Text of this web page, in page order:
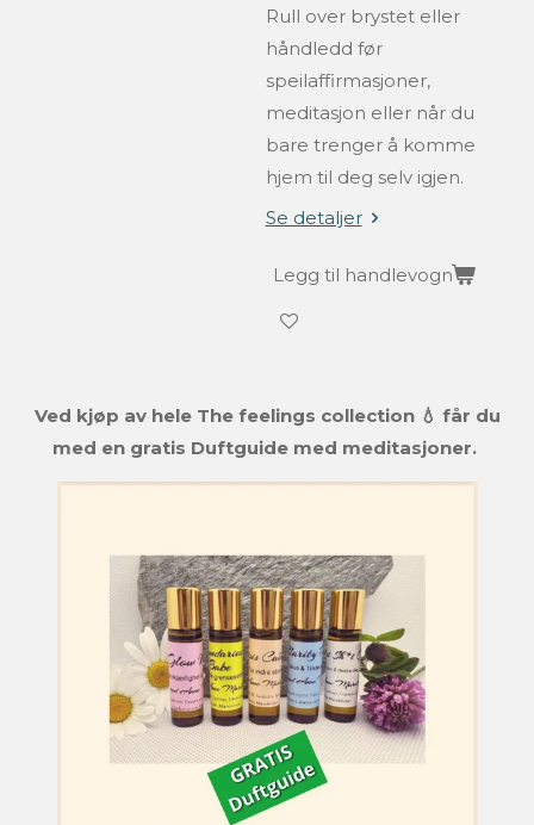
Rull over brystet eller
håndledd før
speilaffirmasjoner,
meditasjon eller når du
bare trenger å komme
hjem til deg selv igjen.
Se detaljer
Legg til handlevogn
Ved kjøp av hele The feelings collection 💧 får du
med en gratis Duftguide med meditasjoner.